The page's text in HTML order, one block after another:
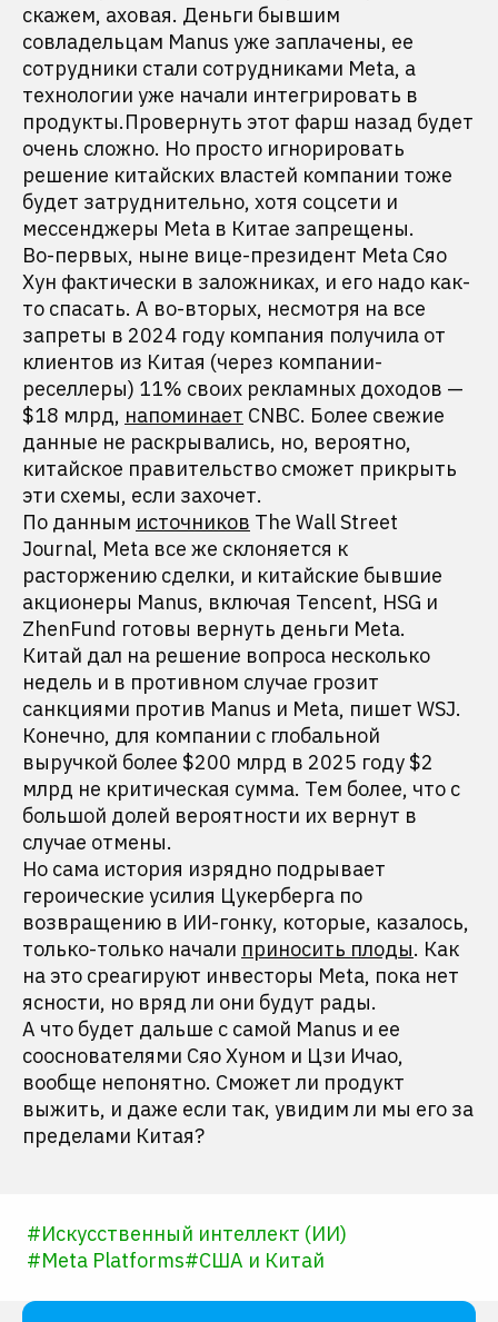
скажем, аховая. Деньги бывшим
совладельцам Manus уже заплачены, ее
сотрудники стали сотрудниками Meta, а
технологии уже начали интегрировать в
продукты.Провернуть этот фарш назад будет
очень сложно. Но просто игнорировать
решение китайских властей компании тоже
будет затруднительно, хотя соцсети и
мессенджеры Meta в Китае запрещены.
Во-первых, ныне вице-президент Meta Сяо
Хун фактически в заложниках, и его надо как-
то спасать. А во-вторых, несмотря на все
запреты в 2024 году компания получила от
клиентов из Китая (через компании-
реселлеры) 11% своих рекламных доходов —
$18 млрд, напоминает CNBC. Более свежие
данные не раскрывались, но, вероятно,
китайское правительство сможет прикрыть
эти схемы, если захочет.
По данным источников The Wall Street
Journal, Meta все же склоняется к
расторжению сделки, и китайские бывшие
акционеры Manus, включая Tencent, HSG и
ZhenFund готовы вернуть деньги Meta.
Китай дал на решение вопроса несколько
недель и в противном случае грозит
санкциями против Manus и Meta, пишет WSJ.
Конечно, для компании с глобальной
выручкой более $200 млрд в 2025 году $2
млрд не критическая сумма. Тем более, что с
большой долей вероятности их вернут в
случае отмены.
Но сама история изрядно подрывает
героические усилия Цукерберга по
возвращению в ИИ-гонку, которые, казалось,
только-только начали приносить плоды. Как
на это среагируют инвесторы Meta, пока нет
ясности, но вряд ли они будут рады.
А что будет дальше с самой Manus и ее
сооснователями Сяо Хуном и Цзи Ичао,
вообще непонятно. Сможет ли продукт
выжить, и даже если так, увидим ли мы его за
пределами Китая?
#Искусственный интеллект (ИИ)
#Meta Platforms#США и Китай